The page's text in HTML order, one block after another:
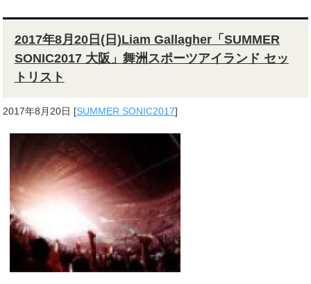
2017年8月20日(日)Liam Gallagher「SUMMER
SONIC2017 大阪」舞洲スポーツアイランド セッ
トリスト
2017年8月20日 [SUMMER SONIC2017]